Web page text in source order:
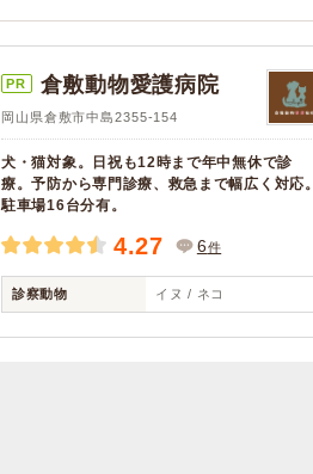
PR 倉敷動物愛護病院
岡山県倉敷市中島2355-154
犬・猫対象。日祝も12時まで年中無休で診
療。予防から専門診療、救急まで幅広く対応。
駐車場16台分有。
4.27 6件
診察動物 イヌ / ネコ